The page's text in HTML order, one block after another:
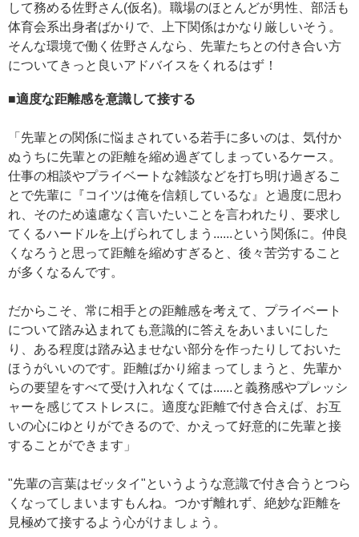
して務める佐野さん(仮名)。職場のほとんどが男性、部活も
体育会系出身者ばかりで、上下関係はかなり厳しいそう。
そんな環境で働く佐野さんなら、先輩たちとの付き合い方
についてきっと良いアドバイスをくれるはず！
■適度な距離感を意識して接する
「先輩との関係に悩まされている若手に多いのは、気付か
ぬうちに先輩との距離を縮め過ぎてしまっているケース。
仕事の相談やプライベートな雑談などを打ち明け過ぎるこ
とで先輩に『コイツは俺を信頼しているな』と過度に思わ
れ、そのため遠慮なく言いたいことを言われたり、要求し
てくるハードルを上げられてしまう......という関係に。仲良
くなろうと思って距離を縮めすぎると、後々苦労すること
が多くなるんです。
だからこそ、常に相手との距離感を考えて、プライベート
について踏み込まれても意識的に答えをあいまいにした
り、ある程度は踏み込ませない部分を作ったりしておいた
ほうがいいのです。距離ばかり縮まってしまうと、先輩か
らの要望をすべて受け入れなくては......と義務感やプレッシ
ャーを感じてストレスに。適度な距離で付き合えば、お互
いの心にゆとりができるので、かえって好意的に先輩と接
することができます」
"先輩の言葉はゼッタイ"というような意識で付き合うとつら
くなってしまいますもんね。つかず離れず、絶妙な距離を
見極めて接するよう心がけましょう。